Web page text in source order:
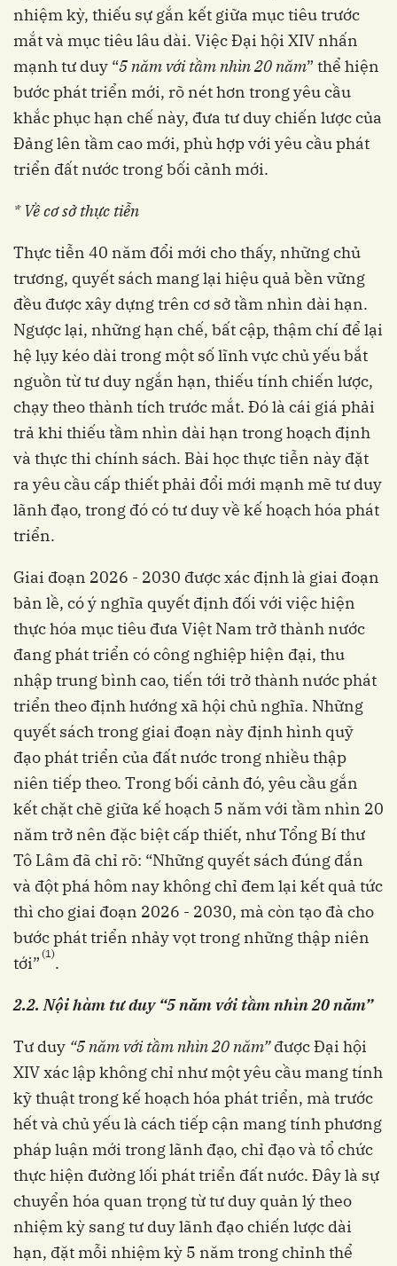
nhiệm kỳ, thiếu sự gắn kết giữa mục tiêu trước
mắt và mục tiêu lâu dài. Việc Đại hội XIV nhấn
mạnh tư duy “5 năm với tầm nhìn 20 năm” thể hiện
bước phát triển mới, rõ nét hơn trong yêu cầu
khắc phục hạn chế này, đưa tư duy chiến lược của
Đảng lên tầm cao mới, phù hợp với yêu cầu phát
triển đất nước trong bối cảnh mới.
* Về cơ sở thực tiễn
Thực tiễn 40 năm đổi mới cho thấy, những chủ
trương, quyết sách mang lại hiệu quả bền vững
đều được xây dựng trên cơ sở tầm nhìn dài hạn.
Ngược lại, những hạn chế, bất cập, thậm chí để lại
hệ lụy kéo dài trong một số lĩnh vực chủ yếu bắt
nguồn từ tư duy ngắn hạn, thiếu tính chiến lược,
chạy theo thành tích trước mắt. Đó là cái giá phải
trả khi thiếu tầm nhìn dài hạn trong hoạch định
và thực thi chính sách. Bài học thực tiễn này đặt
ra yêu cầu cấp thiết phải đổi mới mạnh mẽ tư duy
lãnh đạo, trong đó có tư duy về kế hoạch hóa phát
triển.
Giai đoạn 2026 - 2030 được xác định là giai đoạn
bản lề, có ý nghĩa quyết định đối với việc hiện
thực hóa mục tiêu đưa Việt Nam trở thành nước
đang phát triển có công nghiệp hiện đại, thu
nhập trung bình cao, tiến tới trở thành nước phát
triển theo định hướng xã hội chủ nghĩa. Những
quyết sách trong giai đoạn này định hình quỹ
đạo phát triển của đất nước trong nhiều thập
niên tiếp theo. Trong bối cảnh đó, yêu cầu gắn
kết chặt chẽ giữa kế hoạch 5 năm với tầm nhìn 20
năm trở nên đặc biệt cấp thiết, như Tổng Bí thư
Tô Lâm đã chỉ rõ: “Những quyết sách đúng đắn
và đột phá hôm nay không chỉ đem lại kết quả tức
thì cho giai đoạn 2026 - 2030, mà còn tạo đà cho
bước phát triển nhảy vọt trong những thập niên
tới” (1).
2.2. Nội hàm tư duy “5 năm với tầm nhìn 20 năm”
Tư duy “5 năm với tầm nhìn 20 năm”được Đại hội
XIV xác lập không chỉ như một yêu cầu mang tính
kỹ thuật trong kế hoạch hóa phát triển, mà trước
hết và chủ yếu là cách tiếp cận mang tính phương
pháp luận mới trong lãnh đạo, chỉ đạo và tổ chức
thực hiện đường lối phát triển đất nước. Đây là sự
chuyển hóa quan trọng từ tư duy quản lý theo
nhiệm kỳ sang tư duy lãnh đạo chiến lược dài
hạn, đặt mỗi nhiệm kỳ 5 năm trong chỉnh thể